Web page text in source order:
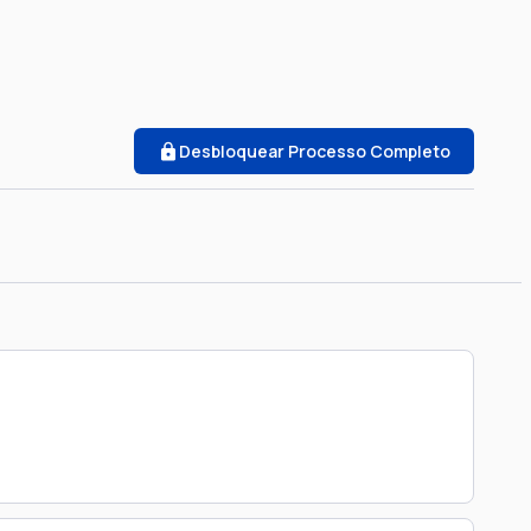
Desbloquear Processo Completo